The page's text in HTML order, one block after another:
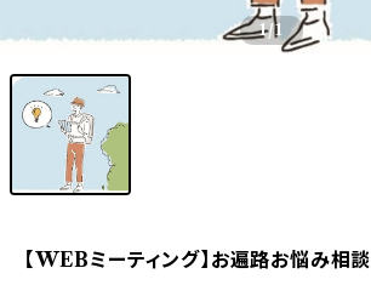
1/1
【WEBミーティング】お遍路お悩み相談